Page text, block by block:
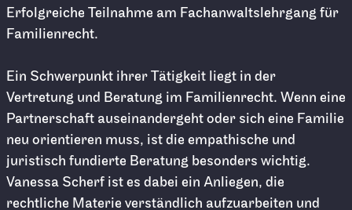
Erfolgreiche Teilnahme am Fachanwaltslehrgang für
Familienrecht.
Ein Schwerpunkt ihrer Tätigkeit liegt in der
Vertretung und Beratung im Familienrecht. Wenn eine
Partnerschaft auseinandergeht oder sich eine Familie
neu orientieren muss, ist die empathische und
juristisch fundierte Beratung besonders wichtig.
Vanessa Scherf ist es dabei ein Anliegen, die
rechtliche Materie verständlich aufzuarbeiten und